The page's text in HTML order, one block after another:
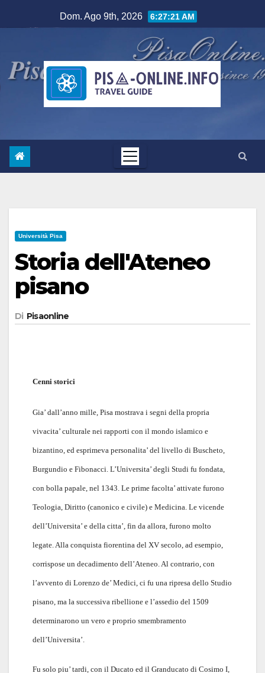
al
Dom. Ago 9th, 2026 6:27:21 AM
Università Pisa
Storia dell'Ateneo
pisano
Di Pisaonline
Cenni storici
Gia’ dall’anno mille, Pisa mostrava i segni della propria
vivacita’ culturale nei rapporti con il mondo islamico e
bizantino, ed esprimeva personalita’ del livello di Buscheto,
Burgundio e Fibonacci. L’Universita’ degli Studi fu fondata,
con bolla papale, nel 1343. Le prime facolta’ attivate furono
Teologia, Diritto (canonico e civile) e Medicina. Le vicende
dell’Universita’ e della citta’, fin da allora, furono molto
legate. Alla conquista fiorentina del XV secolo, ad esempio,
corrispose un decadimento dell’Ateneo. Al contrario, con
l’avvento di Lorenzo de’ Medici, ci fu una ripresa dello Studio
pisano, ma la successiva ribellione e l’assedio del 1509
determinarono un vero e proprio smembramento
dell’Universita’.
Fu solo piu’ tardi, con il Ducato ed il Granducato di Cosimo I,